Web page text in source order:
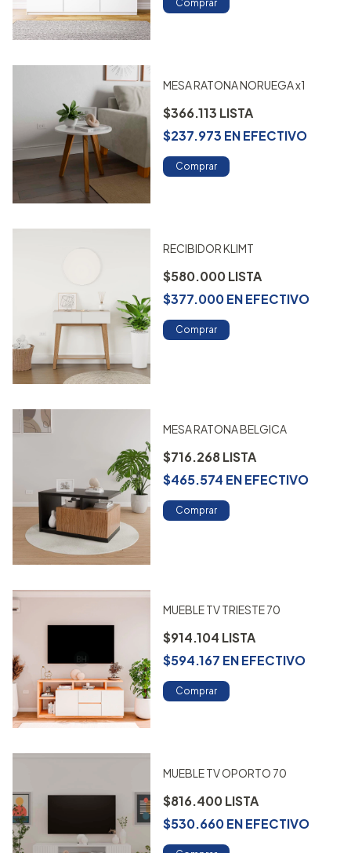
Comprar
MESA RATONA NORUEGA x1
$366.113
$237.973 ENEFECTIVO
Comprar
RECIBIDOR KLIMT
$580.000
$377.000ENEFECTIVO
Comprar
MESA RATONA BELGICA
$716.268
$465.574 ENEFECTIVO
Comprar
MUEBLE TV TRIESTE 70
$914.104
$594.167 ENEFECTIVO
Comprar
MUEBLE TV OPORTO 70
$816.400
$530.660ENEFECTIVO